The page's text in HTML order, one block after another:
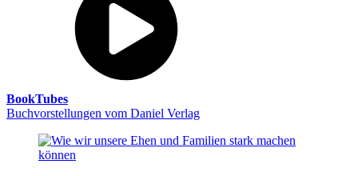
BookTubes
Buchvorstellungen vom Daniel Verlag